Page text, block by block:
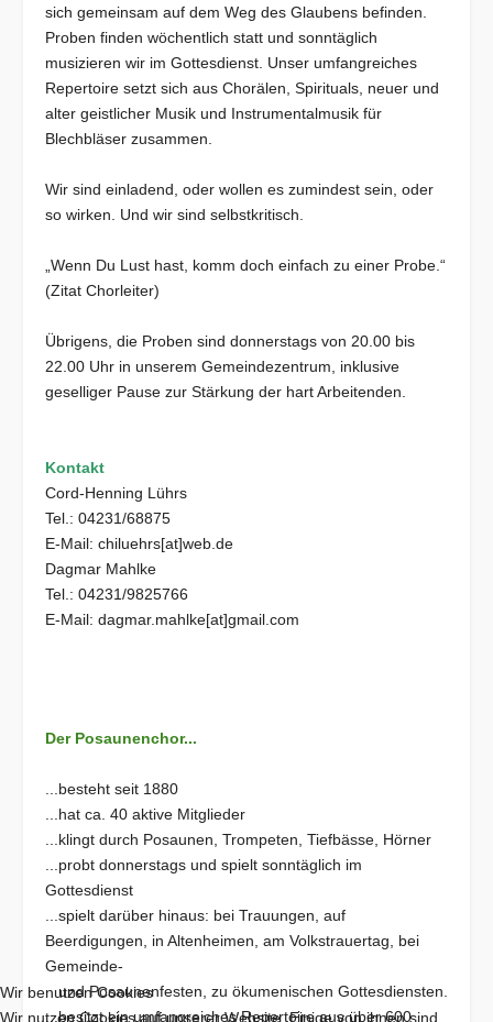
sich gemeinsam auf dem Weg des Glaubens befinden.
Proben finden wöchentlich statt und sonntäglich
musizieren wir im Gottesdienst. Unser umfangreiches
Repertoire setzt sich aus Chorälen, Spirituals, neuer und
alter geistlicher Musik und Instrumentalmusik für
Blechbläser zusammen.
Wir sind einladend, oder wollen es zumindest sein, oder
so wirken. Und wir sind selbstkritisch.
„Wenn Du Lust hast, komm doch einfach zu einer Probe.“
(Zitat Chorleiter)
Übrigens, die Proben sind donnerstags von 20.00 bis
22.00 Uhr in unserem Gemeindezentrum, inklusive
geselliger Pause zur Stärkung der hart Arbeitenden.
Kontakt
Cord-Henning Lührs
Tel.: 04231/68875
E-Mail: chiluehrs[at]web.de
Dagmar Mahlke
Tel.: 04231/9825766
E-Mail: dagmar.mahlke[at]gmail.com
Der Posaunenchor...
...besteht seit 1880
...hat ca. 40 aktive Mitglieder
...klingt durch Posaunen, Trompeten, Tiefbässe, Hörner
...probt donnerstags und spielt sonntäglich im
Gottesdienst
...spielt darüber hinaus: bei Trauungen, auf
Beerdigungen, in Altenheimen, am Volkstrauertag, bei
Gemeinde-
und Posaunenfesten, zu ökumenischen Gottesdiensten.
...besitzt ein umfangreiches Repertoire aus über 600
Wir benutzen Cookies
Wir nutzen Cookies auf unserer Website. Einige von ihnen sind